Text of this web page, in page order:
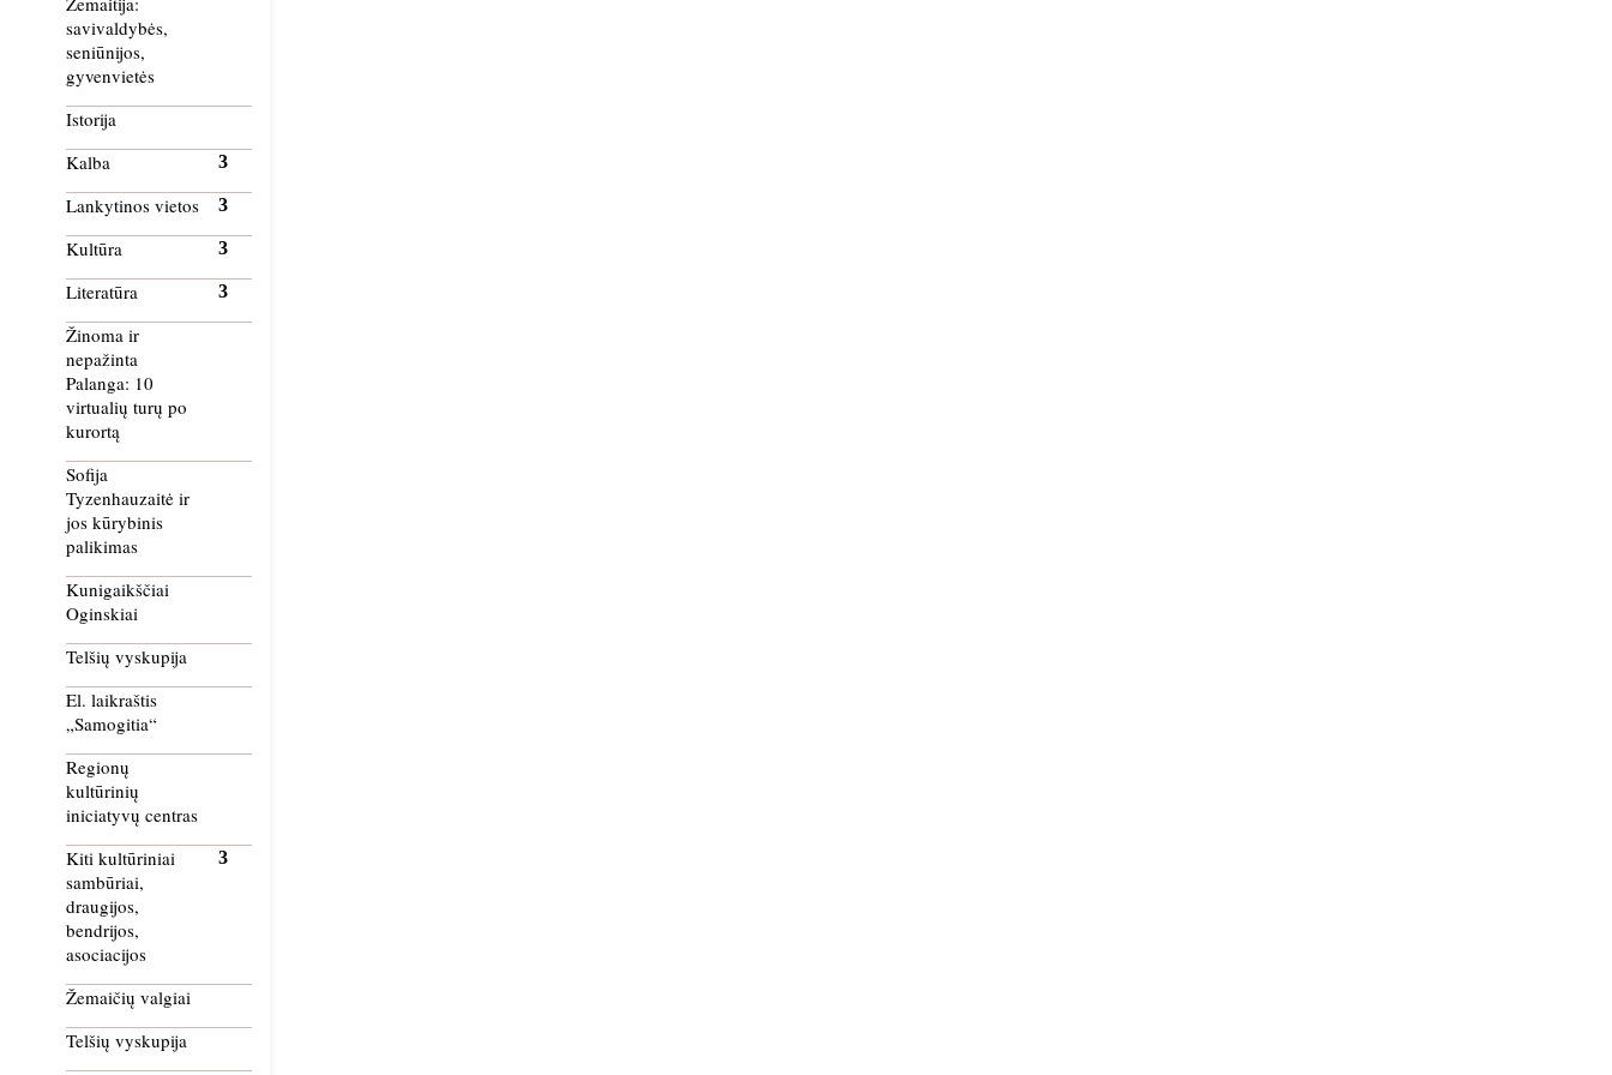
savivaldybės,
seniūnijos,
gyvenvietės
Istorija
Kalba
Lankytinos vietos
Kultūra
Literatūra
Žinoma ir
nepažinta
Palanga: 10
virtualių turų po
kurortą
Sofija
Tyzenhauzaitė ir
jos kūrybinis
palikimas
Kunigaikščiai
Oginskiai
Telšių vyskupija
El. laikraštis
„Samogitia“
Regionų
kultūrinių
iniciatyvų centras
Kiti kultūriniai
sambūriai,
draugijos,
bendrijos,
asociacijos
Žemaičių valgiai
Telšių vyskupija